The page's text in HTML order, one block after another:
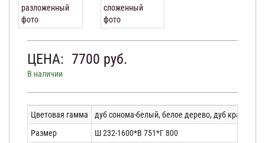
ЦЕНА: 7700 руб.
В наличии
Цветовая гамма
дуб сонома-белый, белое дерево, дуб крафт
Размер
Ш 232-1600*В 751*Г 800